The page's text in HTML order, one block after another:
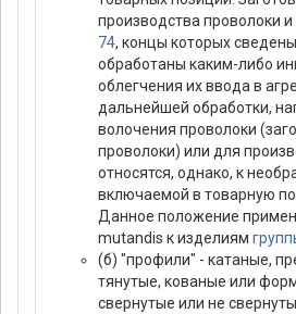
производства проволоки и
74, концы которых
обработаны каким-либо
облегчения их ввода в
дальнейшей обработки,
волочения проволоки
проволоки) или для
относятся, однако, к
включаемой в товарную
Данное положение
mutandis к изделиям
(б) "профили" - катаные,
тянутые, кованые или
свернутые или не